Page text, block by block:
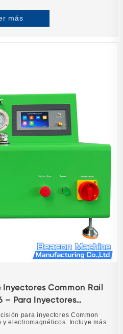
más
Common Rail
– Para Inyectores
Electromagnéticos
para inyectores Common
electromagnéticos. Incluye más